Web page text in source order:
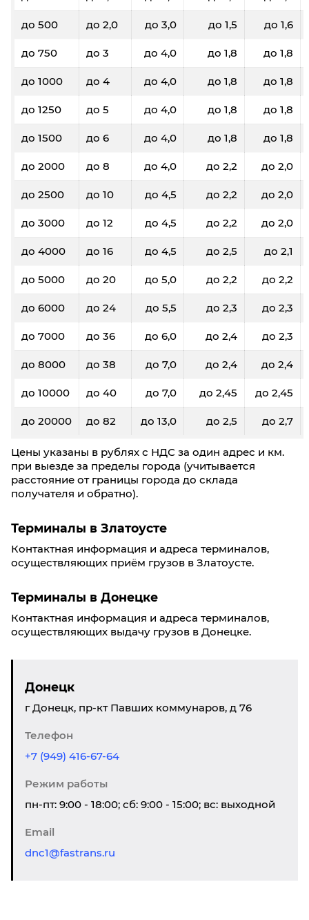
до 500 до 2,0 до 3,0 до 1,5 до 1,6
до 750 до 3 до 4,0 до 1,8 до 1,8
до 1000 до 4 до 4,0 до 1,8 до 1,8
до 1250 до 5 до 4,0 до 1,8 до 1,8
до 1500 до 6 до 4,0 до 1,8 до 1,8
до 2000 до 8 до 4,0 до 2,2 до 2,0
до 2500 до 10 до 4,5 до 2,2 до 2,0
до 3000 до 12 до 4,5 до 2,2 до 2,0
до 4000 до 16 до 4,5 до 2,5 до 2,1
до 5000 до 20 до 5,0 до 2,2 до 2,2
до 6000 до 24 до 5,5 до 2,3 до 2,3
до 7000 до 36 до 6,0 до 2,4 до 2,3
до 8000 до 38 до 7,0 до 2,4 до 2,4
до 10000 до 40 до 7,0 до 2,45 до 2,45
до 20000 до 82 до 13,0 до 2,5 до 2,7
Цены указаны в рублях с НДС за один адрес и км.
при выезде за пределы города (учитывается
расстояние от границы города до склада
получателя и обратно).
Терминалы в Златоусте
Контактная информация и адреса терминалов,
осуществляющих приём грузов в Златоусте.
Терминалы в Донецкe
Контактная информация и адреса терминалов,
осуществляющих выдачу грузов в Донецкe.
Донецк
г Донецк, пр-кт Павших коммунаров, д 76
Телефон
+7 (949) 416-67-64
Режим работы
пн-пт: 9:00 - 18:00; сб: 9:00 - 15:00; вс: выходной
Email
dnc1@fastrans.ru